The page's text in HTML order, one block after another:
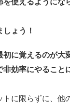
ょう！
に覚えるのが大
効率にやること
トに限らずに、他